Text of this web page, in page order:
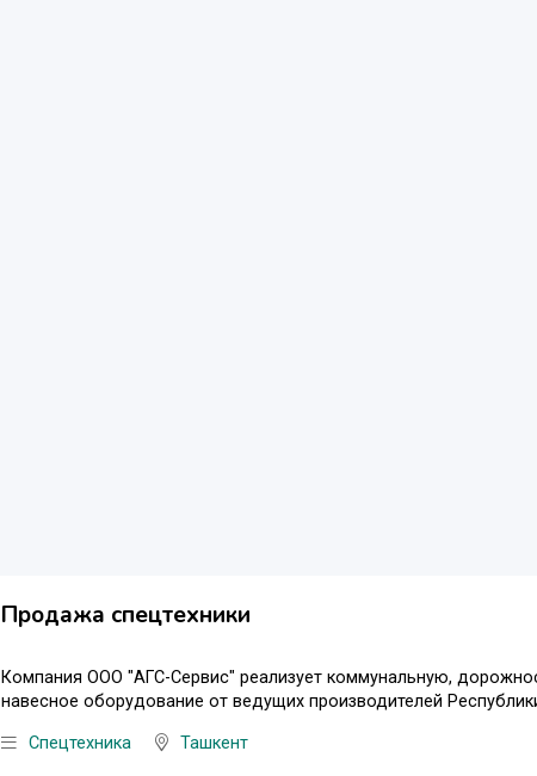
Продажа спецтехники
Компания ООО "АГС-Сервис" реализует коммунальную,
навесное оборудование от ведущих производителей
Спецтехника Ташкент